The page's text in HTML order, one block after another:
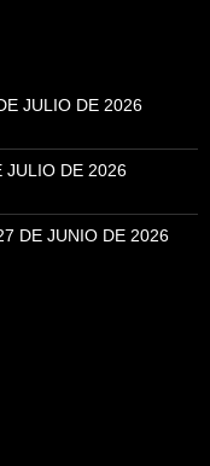
JULIO DE 2026
JULIO DE 2026
DE JUNIO DE 2026